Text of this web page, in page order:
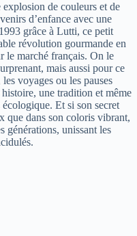
explosion de couleurs et de
d’enfance avec une
grâce à Lutti, ce petit
révolution gourmande en
le marché français. On le
mais aussi pour ce
voyages ou les pauses
une tradition et même
Et si son secret
que dans son coloris vibrant,
générations, unissant les